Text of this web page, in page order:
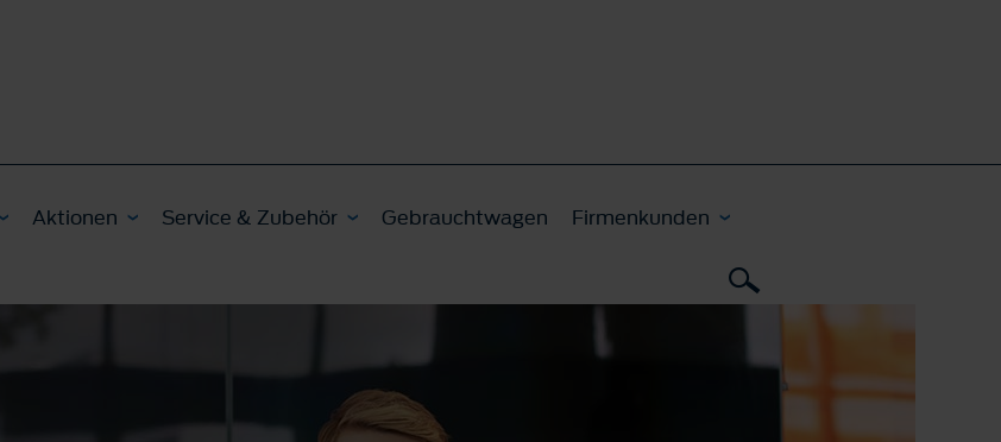
Aktionen Service & Zubehör Gebrauchtwagen Firmenkunden